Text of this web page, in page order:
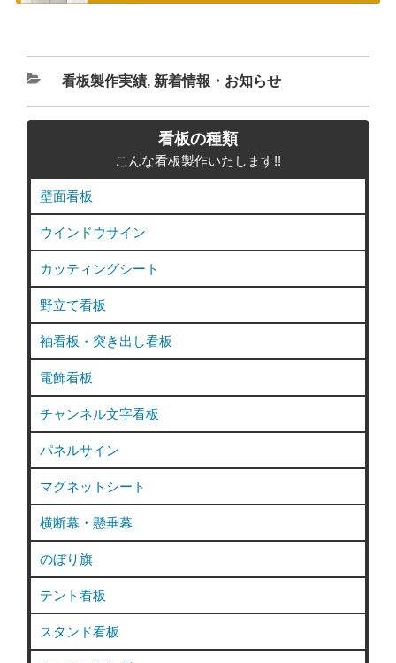
カ
テ
看板製作実績, 新着情報・お知らせ
看板の種類
こんな看板製作いたします!!
壁面看板
ウインドウサイン
カッティングシート
野立て看板
袖看板・突き出し看板
電飾看板
チャンネル文字看板
パネルサイン
マグネットシート
横断幕・懸垂幕
のぼり旗
テント看板
スタンド看板